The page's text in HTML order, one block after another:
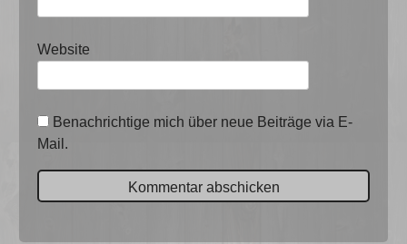
Website
Benachrichtige mich über neue Beiträge via E-
Mail.